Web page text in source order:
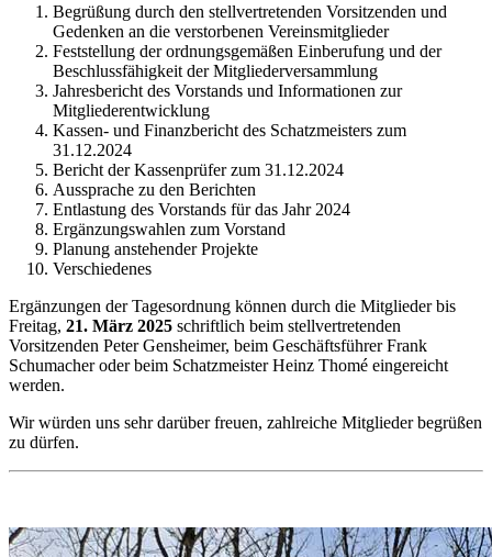
Begrüßung durch den stellvertretenden Vorsitzenden und
Gedenken an die verstorbenen Vereinsmitglieder
Feststellung der ordnungsgemäßen Einberufung und der
Beschlussfähigkeit der Mitgliederversammlung
Jahresbericht des Vorstands und Informationen zur
Mitgliederentwicklung
Kassen- und Finanzbericht des Schatzmeisters zum
31.12.2024
Bericht der Kassenprüfer zum 31.12.2024
Aussprache zu den Berichten
Entlastung des Vorstands für das Jahr 2024
Ergänzungswahlen zum Vorstand
Planung anstehender Projekte
Verschiedenes
Ergänzungen der Tagesordnung können durch die Mitglieder bis
Freitag, 21. März 2025 schriftlich beim stellvertretenden
Vorsitzenden Peter Gensheimer, beim Geschäftsführer Frank
Schumacher oder beim Schatzmeister Heinz Thomé eingereicht
werden.
Wir würden uns sehr darüber freuen, zahlreiche Mitglieder begrüßen
zu dürfen.